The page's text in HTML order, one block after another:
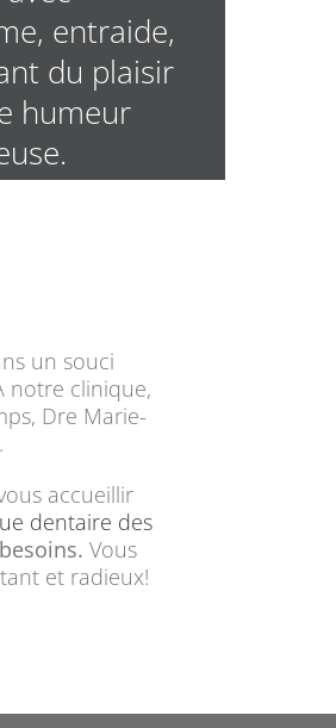
entraide,
du plaisir
humeur
un souci
notre clinique,
Dre Marie-
accueillir
dentaire des
Vous
et radieux!